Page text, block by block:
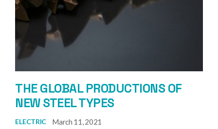
THE GLOBAL PRODUCTIONS OF
NEW STEEL TYPES
ELECTRIC March 11, 2021